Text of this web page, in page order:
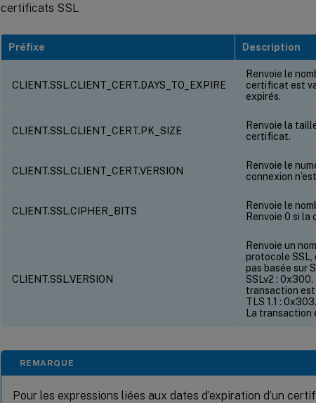
certificats SSL
Préfixe Description
CLIENT.SSL.CLIENT_CERT.DAYS_TO_EXPIRE
Renvoie le
certificat est
expirés.
CLIENT.SSL.CLIENT_CERT.PK_SIZE
Renvoie la
certificat.
CLIENT.SSL.CLIENT_CERT.VERSION
Renvoie le
connexion
CLIENT.SSL.CIPHER_BITS
Renvoie le
Renvoie 0 si la
CLIENT.SSL.VERSION
Renvoie un
protocole SSL,
pas basée sur
SSLv2 :
transaction
TLS 1.1 :
La transaction
REMARQUE
Pour les expressions liées aux dates d’expiration d’un